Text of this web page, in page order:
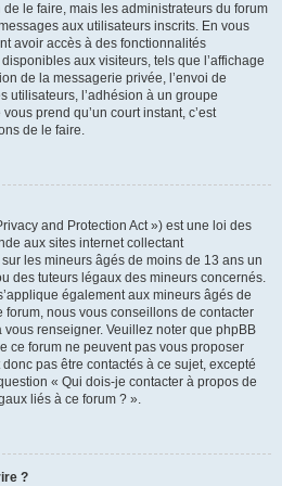
de le faire, mais les administrateurs du forum
aux utilisateurs inscrits. En vous
avoir accès à des fonctionnalités
aux visiteurs, tels que l’affichage
de la messagerie privée, l’envoi de
utilisateurs, l’adhésion à un groupe
prend qu’un court instant, c’est
de le faire.
and Protection Act ») est une loi des
aux sites internet collectant
les mineurs âgés de moins de 13 ans un
des tuteurs légaux des mineurs concernés.
également aux mineurs âgés de
forum, nous vous conseillons de contacter
renseigner. Veuillez noter que phpBB
ce forum ne peuvent pas vous proposer
pas être contactés à ce sujet, excepté
« Qui dois-je contacter à propos de
liés à ce forum ? ».
?